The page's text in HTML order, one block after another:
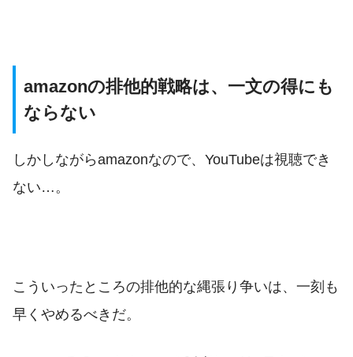
amazonの排他的戦略は、一文の得にも
ならない
しかしながらamazonなので、YouTubeは視聴でき
ない…。
こういったところの排他的な縄張り争いは、一刻も
早くやめるべきだ。